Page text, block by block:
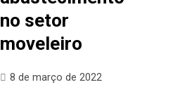
no setor
moveleiro
8 de março de 2022